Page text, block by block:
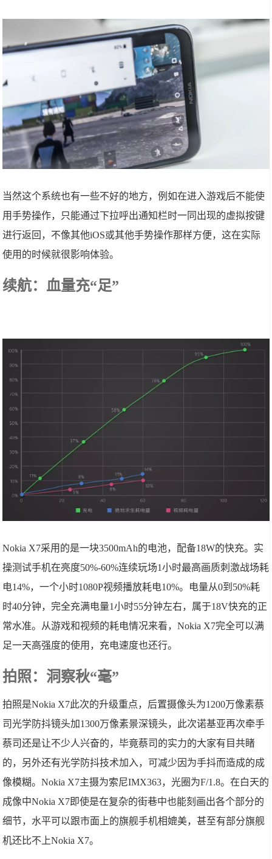
当然这个系统也有一些不好的地方，例如在进入游戏后不能使
用手势操作，只能通过下拉呼出通知栏时一同出现的虚拟按键
进行返回，不像其他iOS或其他手势操作那样方便，这在实际
使用的时候就很影响体验。
续航：血量充“足”
Nokia X7采用的是一块3500mAh的电池，配备18W的快充。实
操测试手机在亮度50%-60%连续玩场1小时最高画质刺激战场耗
电14%，一个小时1080P视频播放耗电10%。电量从0到50%耗
时40分钟，完全充满电量1小时55分钟左右，属于18V快充的正
常水准。从游戏和视频的耗电情况来看，Nokia X7完全可以满
足一天高强度的使用，充电速度也还行。
拍照：洞察秋“毫”
拍照是Nokia X7此次的升级重点，后置摄像头为1200万像素蔡
司光学防抖镜头加1300万像素景深镜头，此次诺基亚再次牵手
蔡司还是让不少人兴奋的，毕竟蔡司的实力的大家有目共睹
的，另外还有光学防抖技术加入，可减少因为手抖而造成的成
像模糊。Nokia X7主摄为索尼IMX363，光圈为F/1.8。在白天的
成像中Nokia X7即使是在复杂的街巷中也能刻画出各个部分的
细节，水平可以跟市面上的旗舰手机相媲美，甚至有部分旗舰
机还比不上Nokia X7。